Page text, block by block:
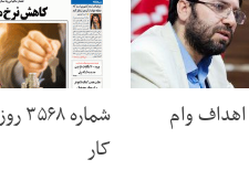
وام
کار